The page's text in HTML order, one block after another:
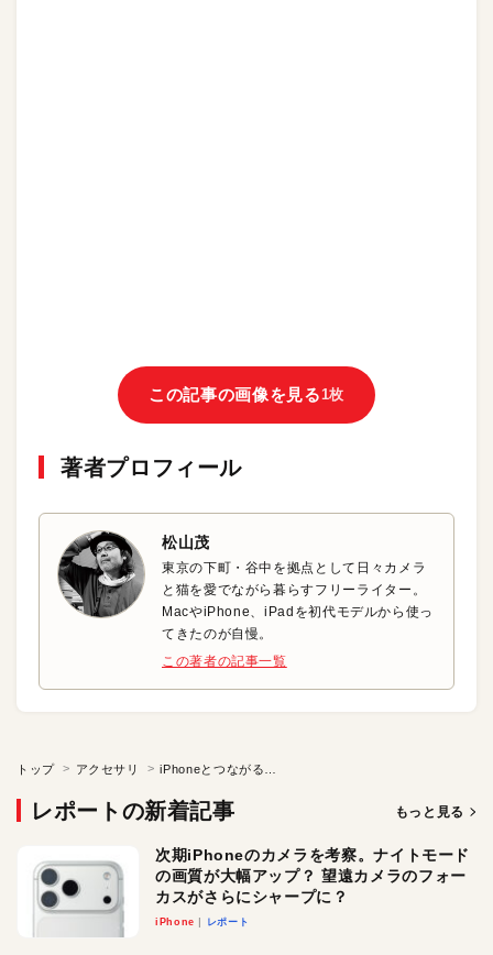
この記事の画像を見る1枚
著者プロフィール
松山茂
東京の下町・谷中を拠点として日々カメラ
と猫を愛でながら暮らすフリーライター。
MacやiPhone、iPadを初代モデルから使っ
てきたのが自慢。
この著者の記事一覧
トップ アクセサリ
レポートの新着記事 もっと見る
次期iPhoneのカメラを考察。ナイトモード
の画質が大幅アップ？ 望遠カメラのフォー
カスがさらにシャープに？
iPhone レポート